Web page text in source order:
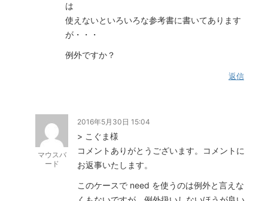
は
使えないといろいろな参考書に書いてあります
が・・・
例外ですか？
返信
マウスバ
ード
2016年5月30日 15:04
> こぐま様
コメントありがとうございます。コメントに
お返事いたします。
このケースで need を使うのは例外と言えな